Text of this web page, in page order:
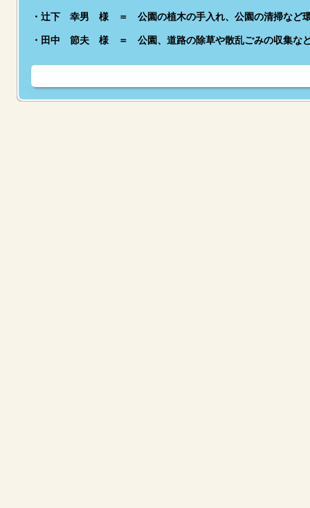
・辻下 幸男 様 ＝ 公園の植木の手入れ、公園の清掃など環
・田中 節夫 様 ＝ 公園、道路の除草や散乱ごみの収集な